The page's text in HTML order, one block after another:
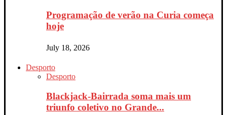
Programação de verão na Curia começa
hoje
July 18, 2026
Desporto
Desporto
Blackjack-Bairrada soma mais um
triunfo coletivo no Grande...